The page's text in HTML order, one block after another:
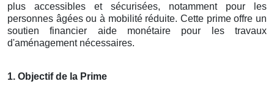
plus accessibles et sécurisées, notamment pour les
personnes âgées ou à mobilité réduite. Cette prime offre un
soutien financier aide monétaire pour les travaux
d'aménagement nécessaires.
1. Objectif de la Prime